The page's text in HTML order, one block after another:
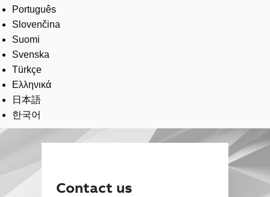
Português
Slovenčina
Suomi
Svenska
Türkçe
Ελληνικά
日本語
한국어
Contact us